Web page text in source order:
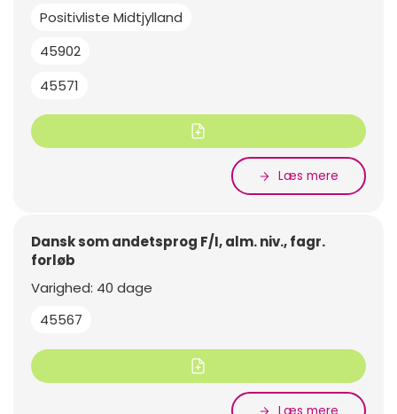
Positivliste Midtjylland
45902
45571
Læs mere
Dansk som andetsprog F/I, alm. niv., fagr.
forløb
45567
Læs mere
Varighed: 40 dage